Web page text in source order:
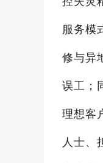
服务模
修与异
误工；
理想客
人士、